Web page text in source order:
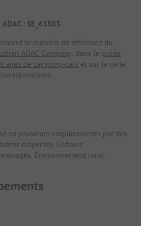
: SE_63503
le numéro de référence du
ADAC Camping, dans le guide
aires de camping-cars et sur la carte
en plusieurs emplacements par des
dispersés. Certains
Environnement rural.